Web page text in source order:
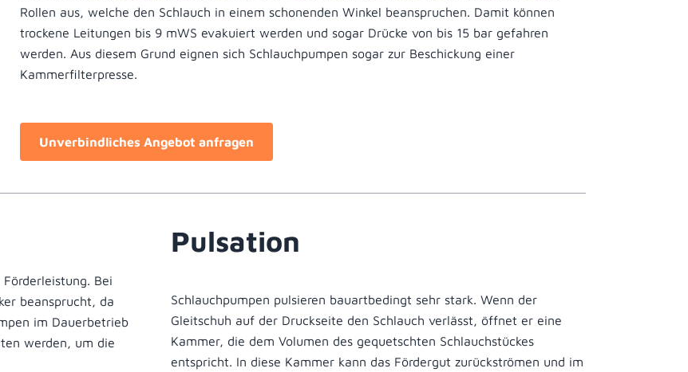
Rollen aus, welche den Schlauch in einem schonenden Winkel beanspruchen. Damit können
trockene Leitungen bis 9 mWS evakuiert werden und sogar Drücke von bis 15 bar gefahren
werden. Aus diesem Grund eignen sich Schlauchpumpen sogar zur Beschickung einer
Kammerfilterpresse.
Unverbindliches Angebot anfragen
Bei
beansprucht, da
im Dauerbetrieb
werden, um die
Pulsation
Schlauchpumpen pulsieren bauartbedingt sehr stark. Wenn der
Gleitschuh auf der Druckseite den Schlauch verlässt, öffnet er eine
Kammer, die dem Volumen des gequetschten Schlauchstückes
entspricht. In diese Kammer kann das Fördergut zurückströmen und im